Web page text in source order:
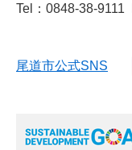
Tel：0848-38-9111
尾道市公式SNS